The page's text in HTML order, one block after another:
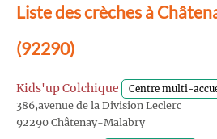
Liste des crèches à
(92290)
Kids'up Colchique Centre multi-
386,avenue de la Division Leclerc
92290 Châtenay-Malabry